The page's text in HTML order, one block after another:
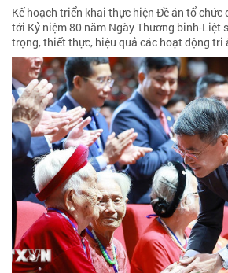
Kế hoạch triển khai thực hiện Đề án tổ chức
tới Kỷ niệm 80 năm Ngày Thương binh-Liệt
trọng, thiết thực, hiệu quả các hoạt động tri